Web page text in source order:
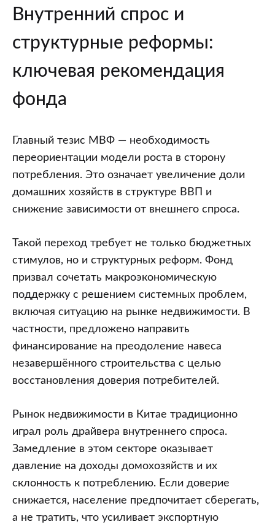
Внутренний спрос и
структурные реформы:
ключевая рекомендация
фонда
Главный тезис МВФ — необходимость
переориентации модели роста в сторону
потребления. Это означает увеличение доли
домашних хозяйств в структуре ВВП и
снижение зависимости от внешнего спроса.
Такой переход требует не только бюджетных
стимулов, но и структурных реформ. Фонд
призвал сочетать макроэкономическую
поддержку с решением системных проблем,
включая ситуацию на рынке недвижимости. В
частности, предложено направить
финансирование на преодоление навеса
незавершённого строительства с целью
восстановления доверия потребителей.
Рынок недвижимости в Китае традиционно
играл роль драйвера внутреннего спроса.
Замедление в этом секторе оказывает
давление на доходы домохозяйств и их
склонность к потреблению. Если доверие
снижается, население предпочитает сберегать,
а не тратить, что усиливает экспортную